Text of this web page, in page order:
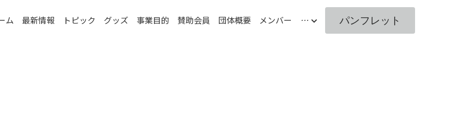
ム 最新情報 トピック グッズ 事業目的 賛助会員 団体概要 メンバー … パンフレット